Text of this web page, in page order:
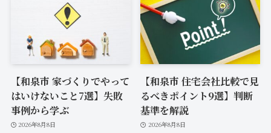
【和泉市 家づくりでやって
はいけないこと7選】失敗
事例から学ぶ
2026年8月8日
【和泉市 住宅会社比較で見
るべきポイント9選】判断
基準を解説
2026年8月8日